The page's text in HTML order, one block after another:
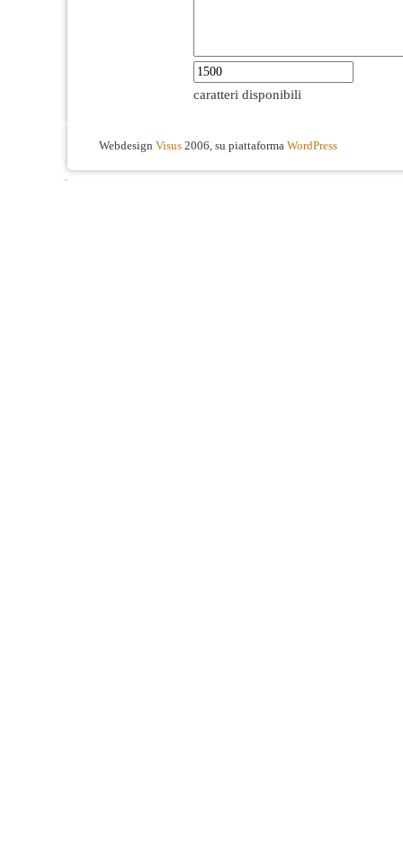
caratteri disponibili
Webdesign Visus 2006, su piattaforma WordPress